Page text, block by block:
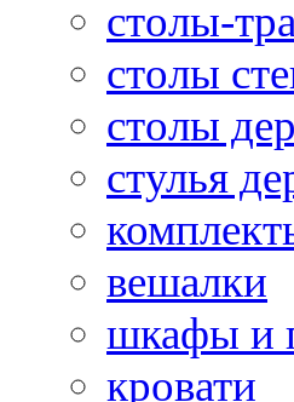
столы-
столы
столы
стулья
вешалки
шкафы и
кровати